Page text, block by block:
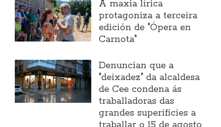
A maxia lírica
protagoniza a terceira
edición de "Ópera en
Carnota"
Denuncian que a
"deixadez" da alcaldesa
de Cee condena ás
traballadoras das
grandes superificies a